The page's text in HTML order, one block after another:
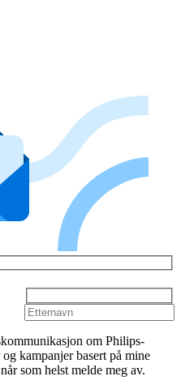
om Philips-
kampanjer basert på mine
som helst melde meg av.